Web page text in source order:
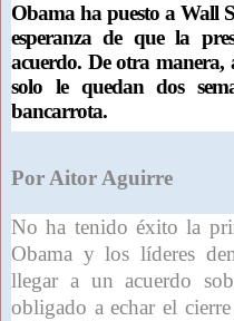
Obama ha puesto a Wall
esperanza de que la
acuerdo. De otra manera,
solo le quedan dos
bancarrota.
Por Aitor Aguirre
No ha tenido éxito la
Obama y los líderes
llegar a un acuerdo
obligado a echar el